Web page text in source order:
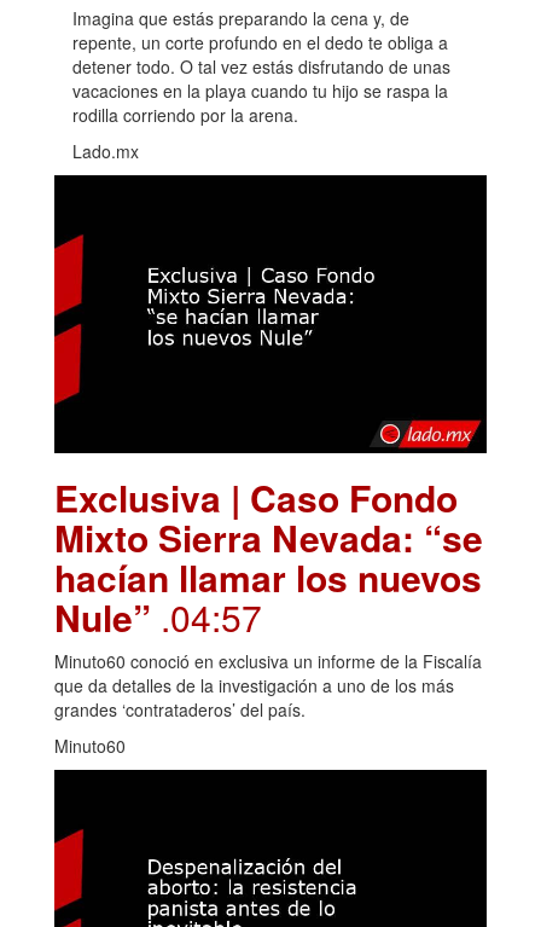
Imagina que estás preparando la cena y, de
repente, un corte profundo en el dedo te obliga a
detener todo. O tal vez estás disfrutando de unas
vacaciones en la playa cuando tu hijo se raspa la
rodilla corriendo por la arena.
Lado.mx
Exclusiva | Caso Fondo
Mixto Sierra Nevada: “se
hacían llamar los nuevos
Nule” .04:57
Minuto60 conoció en exclusiva un informe de la Fiscalía
que da detalles de la investigación a uno de los más
grandes ‘contrataderos’ del país.
Minuto60